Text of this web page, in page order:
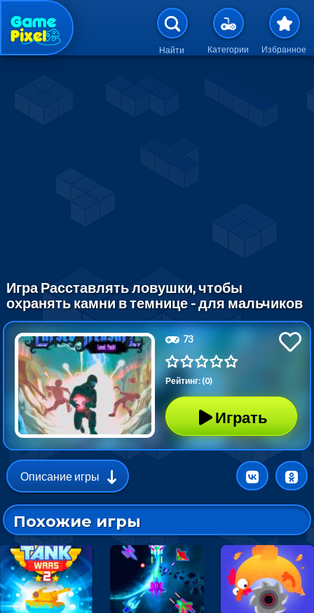
Перейти к основному
Найти Категории Избранное
Игра Расставлять ловушки, чтобы
охранять камни в темнице - для мальчиков
73
Рейтинг: (0)
Играть
Описание игры
Похожие игры